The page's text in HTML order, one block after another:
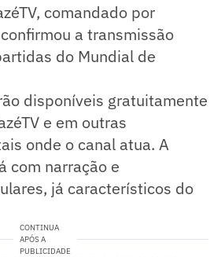
comandado por
a transmissão
do Mundial de
disponíveis gratuitamente
e em outras
onde o canal atua. A
com narração e
já característicos do
CONTINUA
APÓS A
PUBLICIDADE